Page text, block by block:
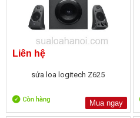
Liên hệ
sửa loa logitech Z625
Mua ngay